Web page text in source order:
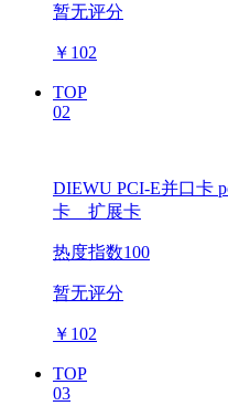
暂无评分
￥ 102
TOP
02
DIEWU PCI-E并口卡
卡 扩展卡
热度指数100
暂无评分
￥ 102
TOP
03